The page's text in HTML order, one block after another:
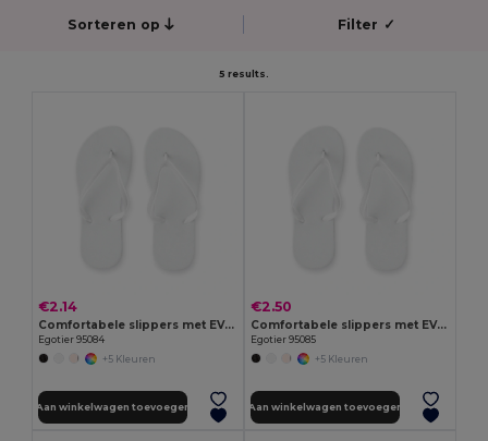
Sorteren op Filter ✓
5 results.
€2.14
Comfortabele slippers met EVA-zolen en PVC-bandjes
Egotier 95084
+5 Kleuren
Aan winkelwagen toevoegen
€2.50
Comfortabele slippers met EVA-zolen en PVC-bandjes
Egotier 95085
+5 Kleuren
Aan winkelwagen toevoegen